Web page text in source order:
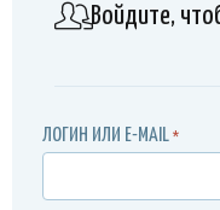
Войдите,
ЛОГИН ИЛИ E-MAIL *